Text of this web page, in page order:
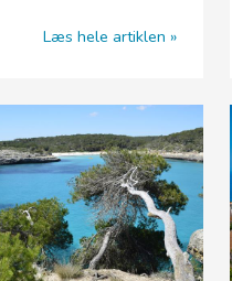
Læs hele artiklen